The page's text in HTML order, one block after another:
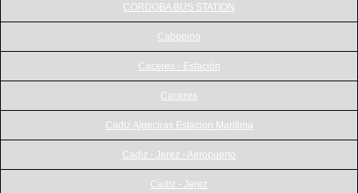
CORDOBA BUS STATION
Cabopino
Caceres - Estación
Caceres
Cadiz Algeciras Estacion Maritima
Cadiz - Jerez - Aeropuerto
Cadiz - Jerez